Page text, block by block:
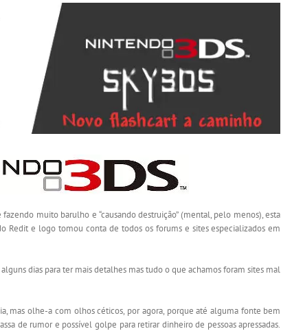
muito barulho e “causando destruição” (mental, pelo menos), esta
Redit e logo tomou conta de todos os forums e sites especializados em
dias para ter mais detalhes mas tudo o que achamos foram sites mal
mas olhe-a com olhos céticos, por agora, porque até alguma fonte bem
de rumor e possível golpe para retirar dinheiro de pessoas apressadas.